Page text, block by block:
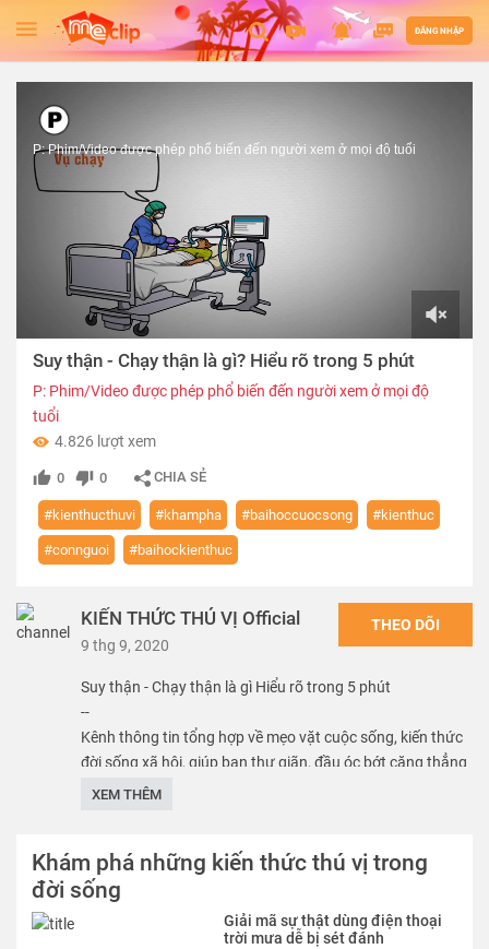
ĐĂNG NHẬP
P: Phim/Video được phép phổ biến đến người xem ở mọi độ tuổi
Suy thận - Chạy thận là gì? Hiểu rõ trong 5 phút
P: Phim/Video được phép phổ biến đến người xem ở mọi độ
tuổi
4.826 lượt xem
0 0 CHIA SẺ
#kienthucthuvi #khampha #baihoccuocsong #kienthuc
#connguoi #baihockienthuc
KIẾN THỨC THÚ VỊ Official
9 thg 9, 2020
THEO DÕI
Suy thận - Chạy thận là gì Hiểu rõ trong 5 phút
--
Kênh thông tin tổng hợp về mẹo vặt cuộc sống, kiến thức
đời sống xã hội, giúp bạn thư giãn, đầu óc bớt căng thẳng
để lấy lại sự tỉnh táo để tiếp tục học tập và làm việc. Tôi đã
trong nước và nước ngoài, chọn lọc ra cái hay, cái đúng để
chia sẻ cho các bạn.
KIẾN THỨC THÚ VỊ
XEM THÊM
Khám phá những kiến thức thú vị trong
đời sống
Giải mã sự thật dùng điện thoại
trời mưa dễ bị sét đánh